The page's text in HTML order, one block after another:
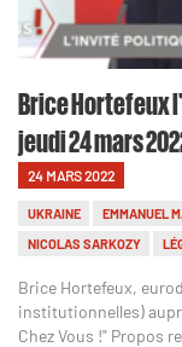
Brice Hortefeux
jeudi 24 mars
24 MARS 2022
UKRAINE EMMANUEL
NICOLAS SARKOZY
Brice Hortefeux,
institutionnelles)
Chez Vous !" Propos